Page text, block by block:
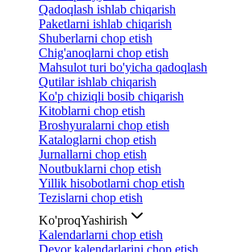
Qadoqlash ishlab chiqarish
Paketlarni ishlab chiqarish
Shuberlarni chop etish
Chig'anoqlarni chop etish
Mahsulot turi bo'yicha qadoqlash
Qutilar ishlab chiqarish
Ko'p chiziqli bosib chiqarish
Kitoblarni chop etish
Broshyuralarni chop etish
Kataloglarni chop etish
Jurnallarni chop etish
Noutbuklarni chop etish
Yillik hisobotlarni chop etish
Tezislarni chop etish
Ko'proqYashirish
Kalendarlarni chop etish
Devor kalendarlarini chop etish